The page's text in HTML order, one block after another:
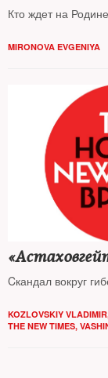
Кто ждет на
MIRONOVA EVGENIYA
Cкандал вокруг
KOZLOVSKIY
THE NEW TIMES,